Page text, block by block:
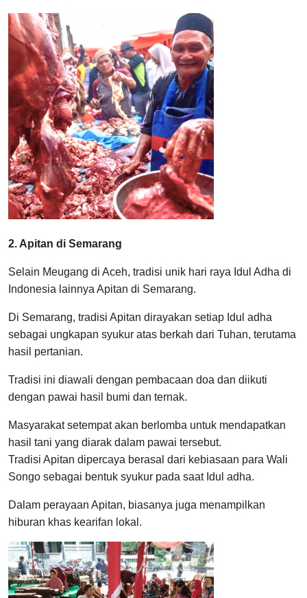
2. Apitan di Semarang
Selain Meugang di Aceh, tradisi unik hari raya Idul Adha di
Indonesia lainnya Apitan di Semarang.
Di Semarang, tradisi Apitan dirayakan setiap Idul adha
sebagai ungkapan syukur atas berkah dari Tuhan, terutama
hasil pertanian.
Tradisi ini diawali dengan pembacaan doa dan diikuti
dengan pawai hasil bumi dan ternak.
Masyarakat setempat akan berlomba untuk mendapatkan
hasil tani yang diarak dalam pawai tersebut.
Tradisi Apitan dipercaya berasal dari kebiasaan para Wali
Songo sebagai bentuk syukur pada saat Idul adha.
Dalam perayaan Apitan, biasanya juga menampilkan
hiburan khas kearifan lokal.